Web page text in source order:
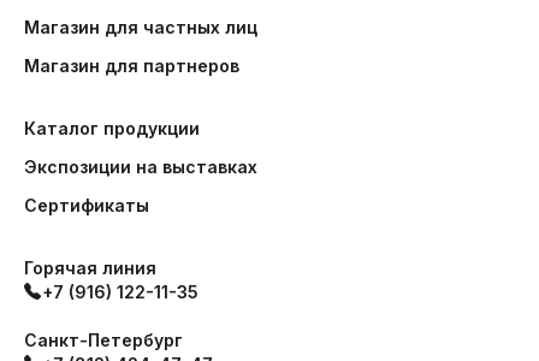
Магазин для частных лиц
Магазин для партнеров
Каталог продукции
Экспозиции на выставках
Сертификаты
Горячая линия
+7 (916) 122-11-35
Санкт-Петербург